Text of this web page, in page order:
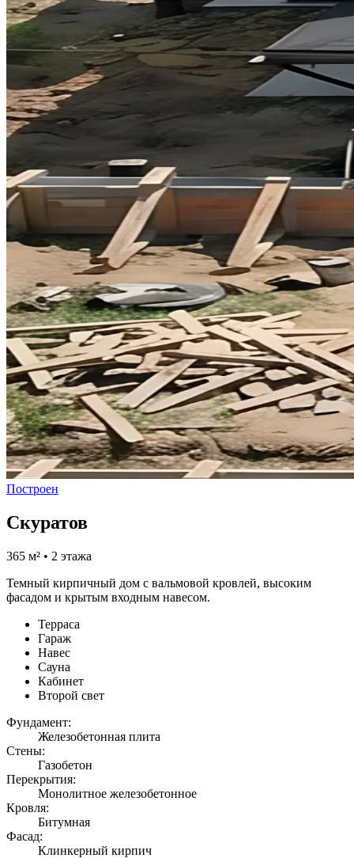
Построен
Скуратов
365 м² • 2 этажа
Темный кирпичный дом с вальмовой кровлей, высоким
фасадом и крытым входным навесом.
Терраса
Гараж
Навес
Сауна
Кабинет
Второй свет
Фундамент:
Железобетонная плита
Стены:
Газобетон
Перекрытия:
Монолитное железобетонное
Кровля:
Битумная
Фасад:
Клинкерный кирпич